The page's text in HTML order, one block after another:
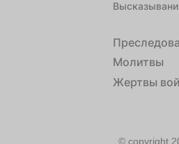
Молитвы
Жертвы
© copyright